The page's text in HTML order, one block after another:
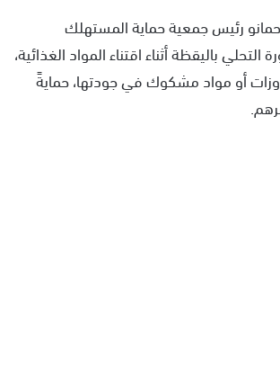
رئيس جمعية حماية المستهلك
باليقظة أثناء اقتناء المواد الغذائية،
أو مواد مشكوك في جودتها، حمايةً